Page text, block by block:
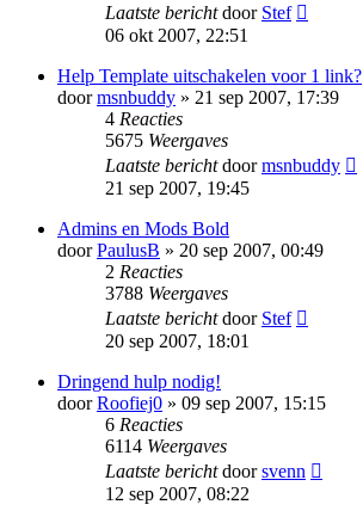
Laatste berichtdoor Stef
06 okt 2007, 22:51
Help Template uitschakelen voor 1 link?
doormsnbuddy » 21 sep 2007, 17:39
4 Reacties
5675 Weergaves
Laatste berichtdoormsnbuddy
21 sep 2007, 19:45
Admins en Mods Bold
doorPaulusB » 20 sep 2007, 00:49
2 Reacties
3788 Weergaves
Laatste berichtdoor Stef
20 sep 2007, 18:01
Dringend hulp nodig!
doorRoofiej0 » 09 sep 2007, 15:15
6 Reacties
6114 Weergaves
Laatste berichtdoorsvenn
12 sep 2007, 08:22